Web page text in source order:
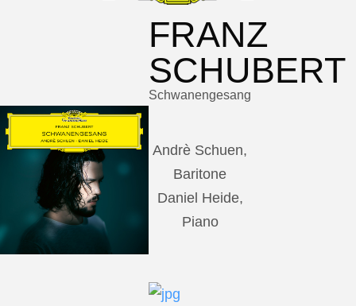
FRANZ
SCHUBERT
Schwanengesang
Andrè Schuen,
Baritone
Daniel Heide,
Piano